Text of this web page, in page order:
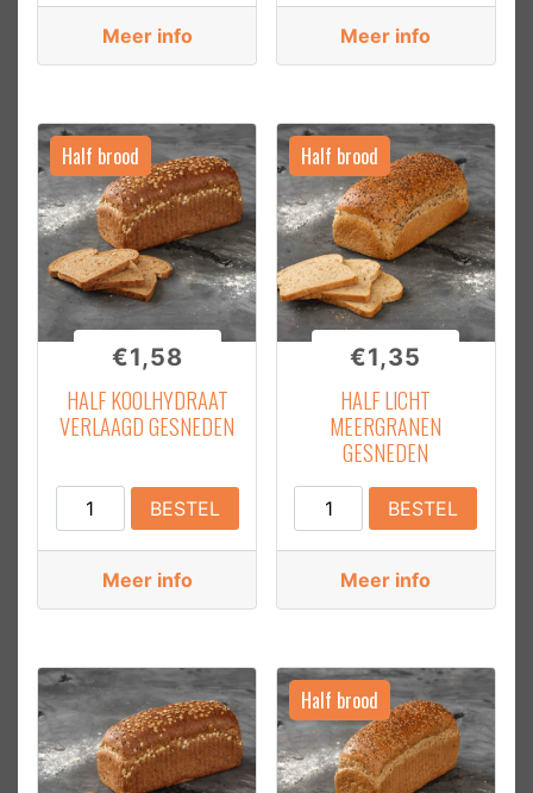
Gesneden
aantalMeer info
Volkoren
Gesneden
aantal
Meer info
Half brood
€1,58
HALF KOOLHYDRAAT
VERLAAGD GESNEDEN
Half
Koolhydraat
Verlaagd
Gesneden
aantal
BESTEL
Meer info
Half brood
€1,35
HALF LICHT
MEERGRANEN
GESNEDEN
Half
Licht
Meergranen
Gesneden
aantal
BESTEL
Meer info
Half brood